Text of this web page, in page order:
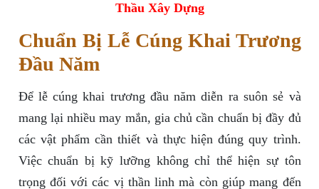
Thầu Xây Dựng
Chuẩn Bị Lễ Cúng Khai Trương
Đầu Năm
Để lễ cúng khai trương đầu năm diễn ra suôn sẻ và
mang lại nhiều may mắn, gia chủ cần chuẩn bị đầy đủ
các vật phẩm cần thiết và thực hiện đúng quy trình.
Việc chuẩn bị kỹ lưỡng không chỉ thể hiện sự tôn
trọng đối với các vị thần linh mà còn giúp mang đến